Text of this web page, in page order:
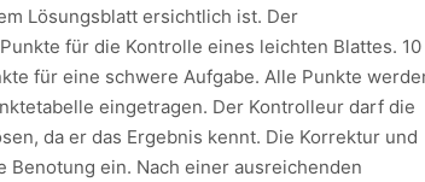
Lösungsblatt ersichtlich ist. Der
für die Kontrolle eines leichten Blattes. 10
für eine schwere Aufgabe. Alle Punkte
eingetragen. Der Kontrolleur darf die
da er das Ergebnis kennt. Die Korrektur und
ein. Nach einer ausreichenden